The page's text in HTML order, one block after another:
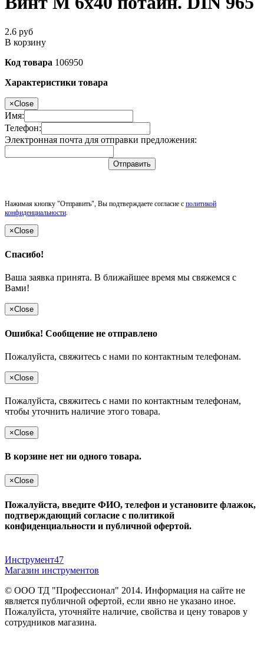
2.6 руб
В корзину
Код товара 106950
Характеристики товара
×Close
Имя:
Телефон:
Электронная почта для отправки предложения:
Отправить
Нажимая кнопку "Отправить", Вы подтверждаете согласие с политикой
конфиденциальности.
×Close
Спасибо!
Ваша заявка принята. В ближайшее время мы свяжемся с
Вами!
×Close
Ошибка! Сообщение не отправлено
Пожалуйста, свяжитесь с нами по контактным телефонам.
×Close
Пожалуйста, свяжитесь с нами по контактным телефонам,
чтобы уточнить наличие этого товара.
×Close
В корзине нет ни одного товара.
×Close
Пожалуйста, введите ФИО, телефон и установите флажок,
подтверждающий согласие с политикой
конфиденциальности и публичной офертой.
Инструмент47
Магазин инструментов
© ООО ТД "Профессионал" 2014. Информация на сайте не
является публичной офертой, если явно не указано иное.
Пожалуйста, уточняйте наличие, свойства и цену товаров у
сотрудников магазина.